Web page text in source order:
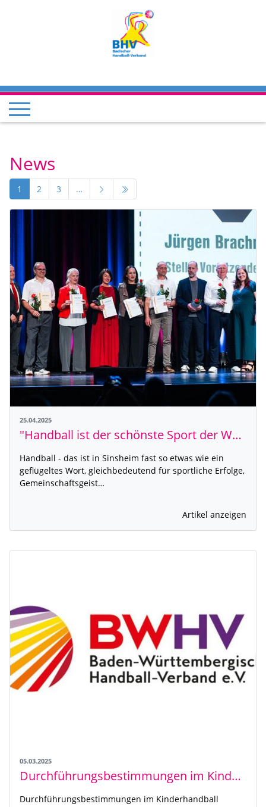
News
1 2 3 …
25.04.2025
"Handball ist der schönste Sport der Welt" - 100 Jahre Handball-Abteilung in Sinsheim
Handball - das ist in Sinsheim fast so etwas wie ein
geflügeltes Wort, gleichbedeutend für sportliche Erfolge,
Gemeinschaftsgeist…
Artikel anzeigen
05.03.2025
Durchführungsbestimmungen im Kinderhandball
Durchführungsbestimmungen im Kinderhandball